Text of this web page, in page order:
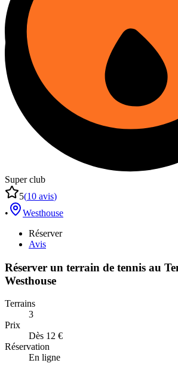
Super club
5(10 avis)
•
Westhouse
Réserver
Avis
Réserver un terrain de tennis au
Westhouse
Terrains
3
Prix
Dès 12 €
Réservation
En ligne